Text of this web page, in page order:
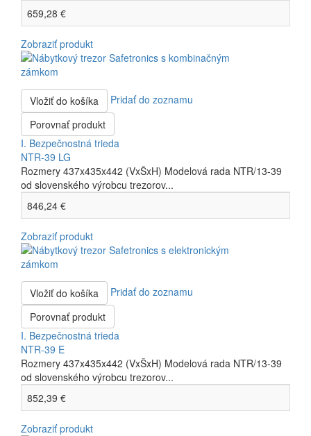
659,28 €
Zobraziť produkt
Vložiť do košíka
Pridať do zoznamu
Porovnať produkt
I. Bezpečnostná trieda
NTR-39 LG
Rozmery 437x435x442 (VxŠxH) Modelová rada NTR/13-39
od slovenského výrobcu trezorov...
846,24 €
Zobraziť produkt
Vložiť do košíka
Pridať do zoznamu
Porovnať produkt
I. Bezpečnostná trieda
NTR-39 E
Rozmery 437x435x442 (VxŠxH) Modelová rada NTR/13-39
od slovenského výrobcu trezorov...
852,39 €
Zobraziť produkt